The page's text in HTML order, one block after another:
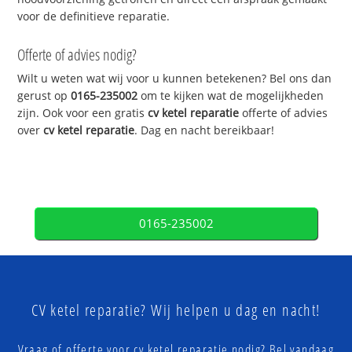
voor de definitieve reparatie.
Offerte of advies nodig?
Wilt u weten wat wij voor u kunnen betekenen? Bel ons dan
gerust op0165-235002 om te kijken wat de mogelijkheden
zijn. Ook voor een gratiscv ketel reparatie offerte of advies
overcv ketel reparatie. Dag en nacht bereikbaar!
0165-235002
CV ketel reparatie? Wij helpen u dag en nacht!